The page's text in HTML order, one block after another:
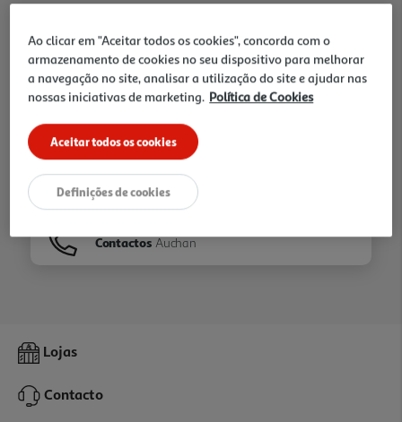
Ir para Homepage
Folhetos
Contactos Auchan
Lojas
Contacto
Ao clicar em "Aceitar todos os cookies", concorda com o
armazenamento de cookies no seu dispositivo para melhorar
a navegação no site, analisar a utilização do site e ajudar nas
nossas iniciativas de marketing. Política de Cookies
Aceitar todos os cookies
Definições de cookies